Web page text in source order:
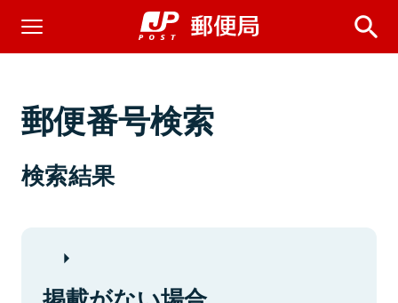
郵便番号検索
検索結果